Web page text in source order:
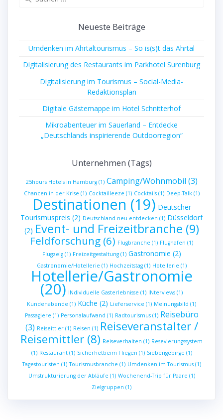
Neueste Beiträge
Umdenken im Ahrtaltourismus – So is(s)t das Ahrtal
Digitalisierung des Restaurants im Parkhotel Surenburg
Digitalisierung im Tourismus – Social-Media-
Redaktionsplan
Digitale Gästemappe im Hotel Schnitterhof
Mikroabenteuer im Sauerland – Entdecke
„Deutschlands inspirierende Outdoorregion“
Unternehmen (Tags)
25hours Hotels in Hamburg(1) Camping/Wohnmobil(3)
Chancen in der Krise (1) Cocktailleeze (1) Cocktails(1) Deep-Talk(1)
Destinationen (19) Deutscher
Tourismuspreis (2) Deutschland neu entdecken (1) Düsseldorf
(2) Event- und Freizeitbranche (9)
Feldforschung (6) Flugbranche (1) Flughafen (1)
Flugzeig(1) Freizeitgestaltung(1) Gastronomie (2)
Gastronomie/Hotellerie (1) Hochzeitstag(1) Hotellerie (1)
Hotellerie/Gastronomie
(20) INdividuelle Gasterlebnisse (1) INterviews (1)
Kundenabende (1) Küche (2) Lieferservice (1) Meinungsbild (1)
Passagiere (1) Personalaufwand (1) Radtourismus(1) Reisebüro
(3) Reiseittler(1) Reisen (1) Reiseveranstalter /
Reisemittler (8) Reiseverhalten (1) Resevierungssystem
(1) Restaurant(1) Sicherhetbeim Fliegen (1) Siebengebirge (1)
Tagestouristen (1) Tourismusbranche (1) Umdenken im Tourismus(1)
Umstrukturierung der Abläufe (1) Wochenend-Trip für Paare (1)
Zielgruppen (1)